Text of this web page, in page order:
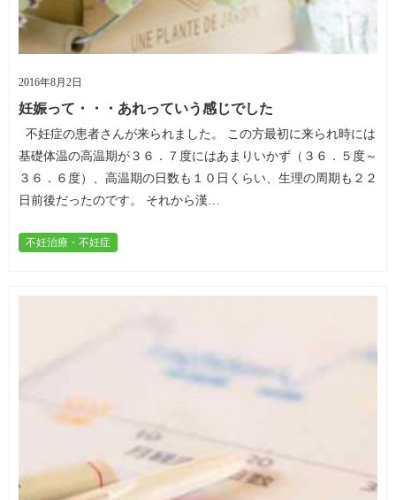
2016年8月2日
妊娠って・・・あれっていう感じでした
不妊症の患者さんが来られました。 この方最初に来られ時には
基礎体温の高温期が３６．７度にはあまりいかず（３６．５度～
３６．６度）、高温期の日数も１０日くらい、生理の周期も２２
日前後だったのです。 それから漢…
不妊治療・不妊症